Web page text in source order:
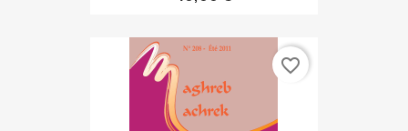
favorite_border